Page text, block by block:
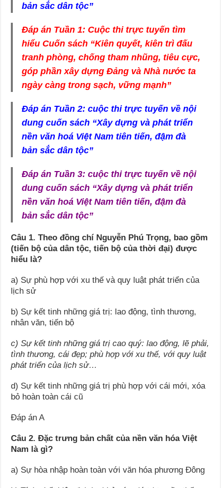
bản sắc dân tộc”
Đáp án Tuần 1: Cuộc thi trực tuyến tìm
hiểu Cuốn sách “Kiên quyết, kiên trì đấu
tranh phòng, chống tham nhũng, tiêu cực,
góp phần xây dựng Đảng và Nhà nước ta
ngày càng trong sạch, vững mạnh”
Đáp án Tuần 2: cuộc thi trực tuyến về nội
dung cuốn sách “Xây dựng và phát triển
nền văn hoá Việt Nam tiên tiến, đậm đà
bản sắc dân tộc”
Đáp án Tuần 3: cuộc thi trực tuyến về nội
dung cuốn sách “Xây dựng và phát triển
nền văn hoá Việt Nam tiên tiến, đậm đà
bản sắc dân tộc”
Câu 1. Theo đồng chí Nguyễn Phú Trọng, bao gồm
(tiến bộ của dân tộc, tiến bộ của thời đại) được
hiểu là?
a) Sự phù hợp với xu thế và quy luật phát triển của
lịch sử
b) Sự kết tinh những giá trị: lao động, tình thương,
nhân văn, tiến bộ
c) Sự kết tinh những giá trị cao quý: lao động, lẽ phải,
tình thương, cái đẹp; phù hợp với xu thế, với quy luật
phát triển của lịch sử…
d) Sự kết tinh những giá trị phù hợp với cái mới, xóa
bỏ hoàn toàn cái cũ
Đáp án A
Câu 2. Đặc trưng bản chất của nền văn hóa Việt
Nam là gì?
a) Sự hòa nhập hoàn toàn với văn hóa phương Đông